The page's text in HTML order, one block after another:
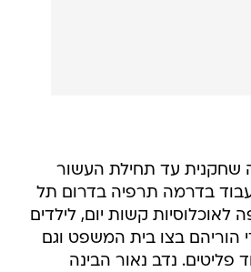
שחקנית עד תחילת העשור
בדרמה תרפיה בדרום תל
קשות יום, לילדים
הוריהם בצו בית המשפט וגם
פליטים. נדב נאור הבינה